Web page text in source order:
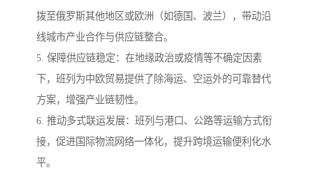
拨至俄罗斯其他地区或欧洲（如德国、波兰），带动沿
线城市产业合作与供应链整合。
5. 保障供应链稳定：在地缘政治或疫情等不确定因素
下，班列为中欧贸易提供了除海运、空运外的可靠替代
方案，增强产业链韧性。
6. 推动多式联运发展：班列与港口、公路等运输方式衔
接，促进国际物流网络一体化，提升跨境运输便利化水
平。